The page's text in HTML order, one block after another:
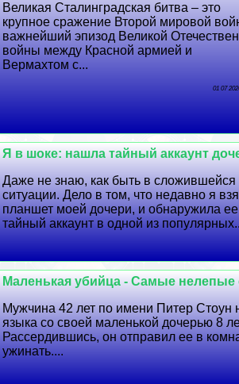
Великая Сталинградская битва – это
крупное сражение Второй мировой
важнейший эпизод Великой
войны между Красной армией и
Вермахтом с...
01 07
Я в шоке: нашла тайный аккаунт
Даже не знаю, как быть в сложившейся
ситуации. Дело в том, что недавно я
планшет моей дочери, и обнаружила ее
тайный аккаунт в одной из
Маленькая убийца - Самые нелепые
Мужчина 42 лет по имени Питер Стоун
языка со своей маленькой дочерью 8
Рассердившись, он отправил ее в
ужинать....